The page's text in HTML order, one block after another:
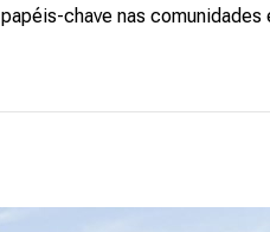
chave nas comunidades